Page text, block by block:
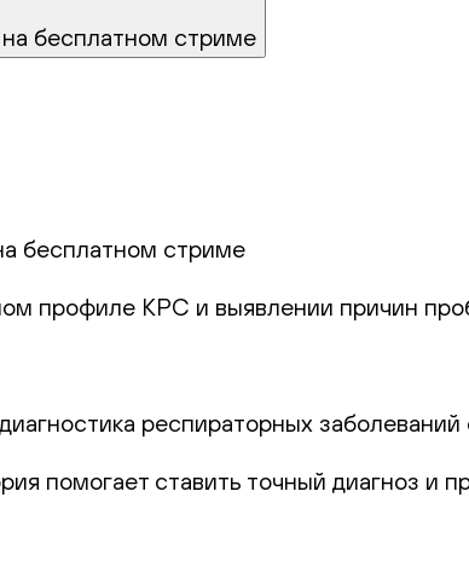
бесплатном стриме
бесплатном стриме
профиле КРС и выявлении причин
респираторных заболеваний
помогает ставить точный диагноз и